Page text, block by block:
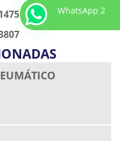
WhatsApp 2